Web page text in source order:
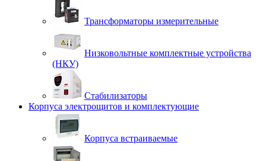
Трансформаторы измерительные
Низковольтные комплектные устройства
(НКУ)
Стабилизаторы
Корпуса электрощитов и комплектующие
Корпуса встраиваемые